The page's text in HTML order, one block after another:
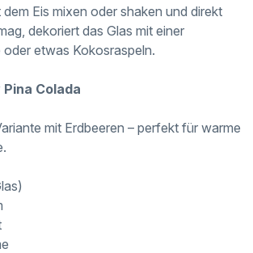
Eis mixen oder shaken und direkt
dekoriert das Glas mit einer
etwas Kokosraspeln.
Colada
mit Erdbeeren – perfekt für warme